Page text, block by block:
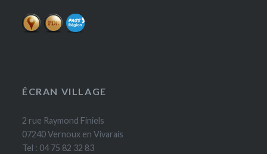
ÉCRAN VILLAGE
2 rue Raymond Finiels
07240 Vernoux en Vivarais
Tel : 04 75 82 32 83